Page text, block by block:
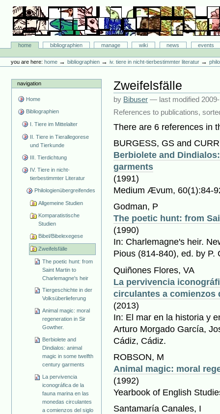
content.
navigation
Bibliographie-Portal
Sectionshome bibliographien manage wiki news
events
tools
you are here: home →bibliographien →iv. tiere in nicht-tierbestimmter literatur →
navigation
Home
Bibliographien
I. Tiere im Mittelalter
II. Tiere in Tierallegorese
und Tierkunde
III. Tierdichtung
IV. Tiere in nicht-
tierbestimmter Literatur
Philologienübergreifendes
Allgemeine Studien
Komparatistische
Studien
Bibel/Bibelexegese
Zweifelsfälle
The poetic hunt: from
Saint Martin to
Charlemagne's heir
Tiergeschichte in der
Volksüberlieferung
Animal magic: moral
regeneration in Sir
Gowther.
Berbiolete and
Dindialos: animal
magic in some twelfth
century garments
La pervivencia
iconográfica de la
fauna marina en las
monedas circulantes
a comienzos del siglo
Zweifelsfälle
by Bibuser — last modified
References to publications,
There are 6 references in
BURGESS, GS and
Berbiolete and
garments
(1991)
Medium Ævum, 60(1):84-
Godman, P
The poetic hunt: from
(1990)
In: Charlemagne's heir.
Pious (814-840), ed. by
Quiñones Flores, VA
La pervivencia
circulantes a comienzos
(2013)
In: El mar en la historia y
Arturo Morgado García,
Cádiz, Cádiz.
ROBSON, M
Animal magic: moral
(1992)
Yearbook of English
Santamaría Canales, I